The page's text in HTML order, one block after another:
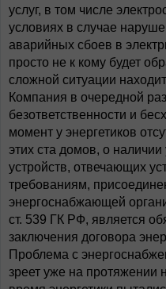
услуг, в том числе
условиях в случае
аварийных сбоев в
просто не к кому будет
сложной ситуации
Компания в очередной
безответственности и
момент у энергетиков
этих ста домов, о
устройств, отвечающих
требованиям,
энергоснабжающей
ст. 539 ГК РФ, является
заключения договора
Проблема с
зреет уже на протяжении